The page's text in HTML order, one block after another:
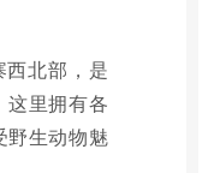
北部，是
这里拥有各
野生动物魅